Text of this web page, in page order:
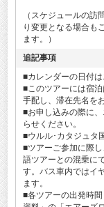
（スケジュールの訪
り変更となる場合も
ます。）
追記事項
■カレンダーの日付
■このツアーには宿
手配し、滞在先名を
■お申し込みの際に
らせください。
■ウルル･カタジュタ
■ツアーご参加に際
語ツアーとの混乗に
す。バス車内ではイ
ます。
■各ツアーの出発時